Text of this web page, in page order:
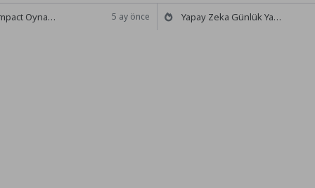
mi İnceleme ve Güncel Bilgiler 5 ay önce Yapay Zeka Günlük Yaşamımızdaki Yeri ve Etkileri